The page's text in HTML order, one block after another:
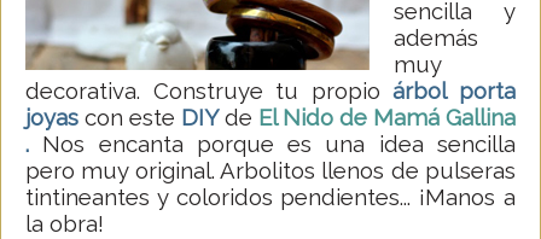
sencilla y
además
muy
decorativa. Construye tu propioárbol porta
joyas con este DIYde El Nido de Mamá Gallina
. Nos encanta porque es una idea sencilla
pero muy original. Arbolitos llenos de pulseras
tintineantes y coloridos pendientes... ¡Manos a
la obra!